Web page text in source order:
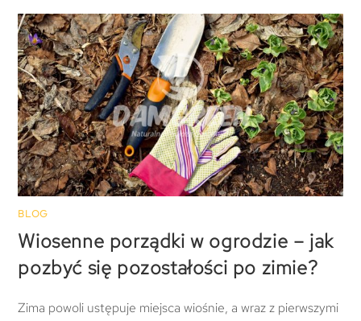
BLOG
Wiosenne porządki w ogrodzie – jak
pozbyć się pozostałości po zimie?
Zima powoli ustępuje miejsca wiośnie, a wraz z pierwszymi